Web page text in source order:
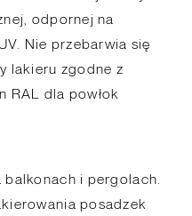
odpornej na
Nie przebarwia się
lakieru zgodne z
RAL dla powłok
balkonach i pergolach.
posadzek